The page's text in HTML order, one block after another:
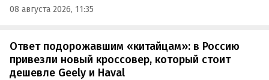
08 августа 2026, 11:35
Ответ подорожавшим «китайцам»: в Россию
привезли новый кроссовер, который стоит
дешевле Geely и Haval